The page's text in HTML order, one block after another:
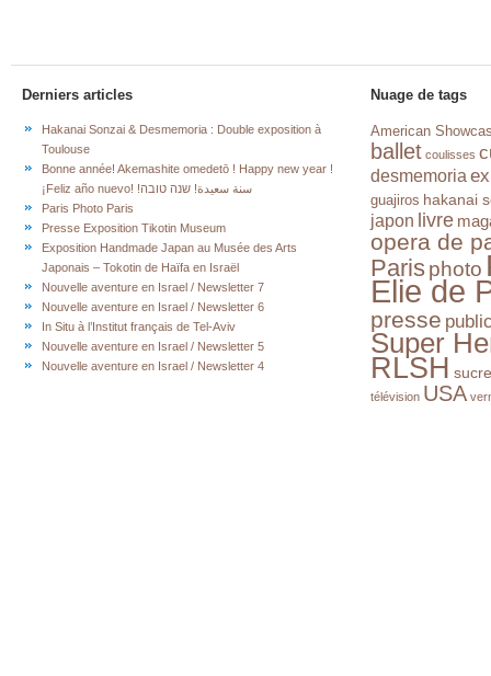
Derniers articles
Hakanai Sonzai & Desmemoria : Double exposition à
Toulouse
Bonne année! Akemashite omedetō ! Happy new year !
¡Feliz año nuevo! !سنة سعيدة! שנה טובה
Paris Photo Paris
Presse Exposition Tikotin Museum
Exposition Handmade Japan au Musée des Arts
Japonais – Tokotin de Haïfa en Israël
Nouvelle aventure en Israel / Newsletter 7
Nouvelle aventure en Israel / Newsletter 6
In Situ à l’Institut français de Tel-Aviv
Nouvelle aventure en Israel / Newsletter 5
Nouvelle aventure en Israel / Newsletter 4
Nuage de tags
American
ballet coulisses
desmemoria
guajiros hakanai
japon livre
opera de
Paris photo
Elie de
presse
Super
RLSH sucre
télévision USA